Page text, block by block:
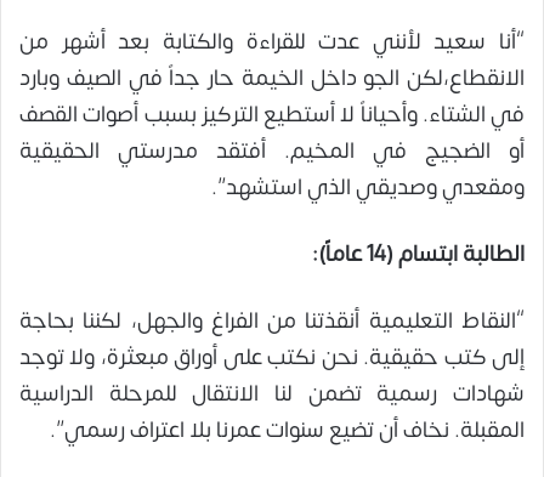
“أنا سعيد لأنني عدت للقراءة والكتابة بعد أشهر من
الانقطاع،لكن الجو داخل الخيمة حار جداً في الصيف وبارد
في الشتاء. وأحياناً لا أستطيع التركيز بسبب أصوات القصف
أو الضجيج في المخيم. أفتقد مدرستي الحقيقية
ومقعدي وصديقي الذي استشهد”.
الطالبة ابتسام (14 عاماً):
“النقاط التعليمية أنقذتنا من الفراغ والجهل، لكننا بحاجة
إلى كتب حقيقية. نحن نكتب على أوراق مبعثرة، ولا توجد
شهادات رسمية تضمن لنا الانتقال للمرحلة الدراسية
المقبلة. نخاف أن تضيع سنوات عمرنا بلا اعتراف رسمي”.